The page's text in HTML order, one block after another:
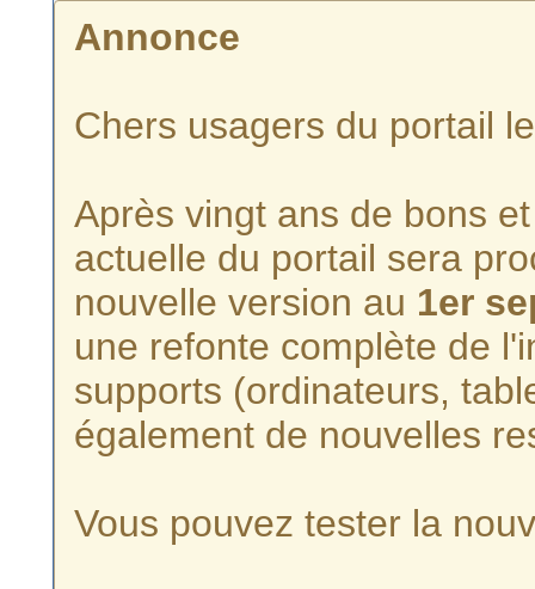
Annonce
Chers usagers du portail
Après vingt ans de bons
actuelle du portail sera
nouvelle version au 1er
une refonte complète de
supports (ordinateurs,
également de nouvelles
Vous pouvez tester la